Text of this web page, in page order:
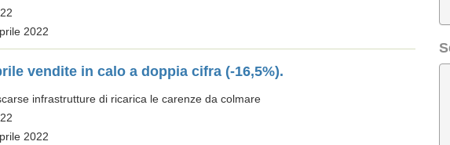
2022
vendite in calo a doppia cifra (-16,5%).
infrastrutture di ricarica le carenze da colmare
2022